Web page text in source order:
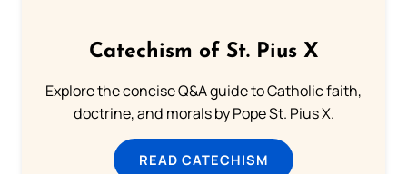
Catechism of St. Pius X
Explore the concise Q&A guide to Catholic faith,
doctrine, and morals by Pope St. Pius X.
READ CATECHISM